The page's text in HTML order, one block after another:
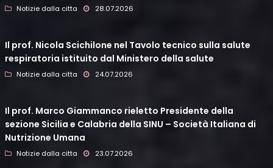
Notizie dalla citta 28.07.2026
Il prof. Nicola Scichilone nel Tavolo tecnico sulla salute
respiratoria istituito dal Ministero della salute
Notizie dalla citta 24.07.2026
Il prof. Marco Giammanco rieletto Presidente della
sezione Sicilia e Calabria della SINU – Società Italiana di
Nutrizione Umana
Notizie dalla citta 23.07.2026